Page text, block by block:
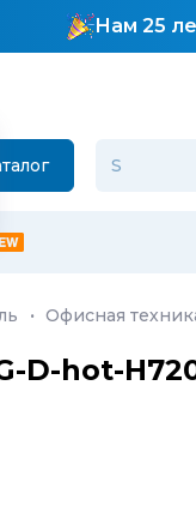
Нам 25
· Офисная
D-hot-